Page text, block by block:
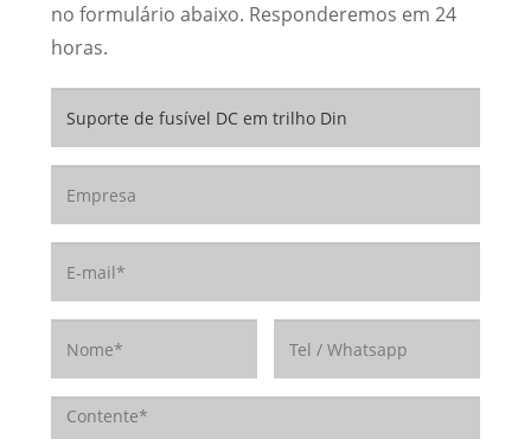
no formulário abaixo. Responderemos em 24
horas.